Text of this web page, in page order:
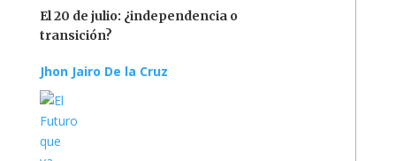
El 20 de julio: ¿independencia o
transición?
Jhon Jairo De la Cruz